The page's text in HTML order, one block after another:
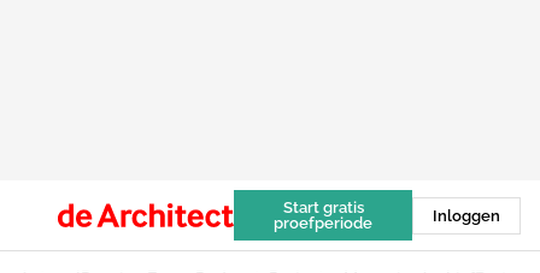
Start gratis
proefperiode
Inloggen